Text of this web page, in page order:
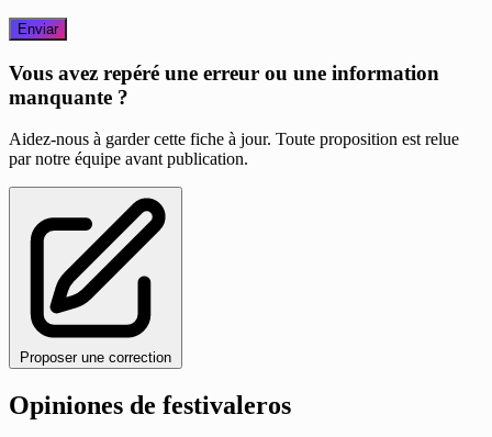
Enviar
Vous avez repéré une erreur ou une information
manquante ?
Aidez-nous à garder cette fiche à jour. Toute proposition est relue
par notre équipe avant publication.
Proposer une correction
Opiniones de festivaleros